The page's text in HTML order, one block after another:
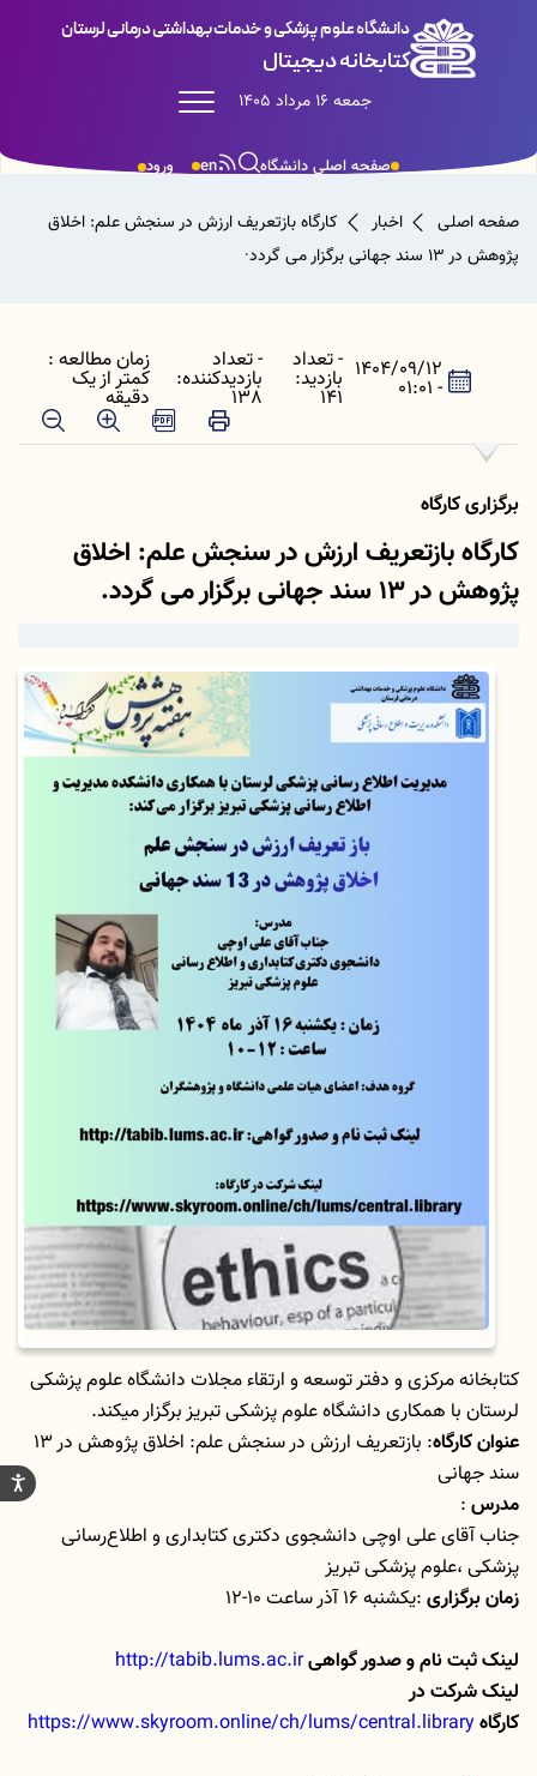
دانشگاه علوم پزشکی و خدمات بهداشتی درمانی لرستان
کتابخانه دیجیتال
جمعه 16 مرداد 1405
ورود en صفحه اصلی دانشگاه
صفحه اصلی اخبار
کارگاه بازتعریف ارزش در سنجش علم: اخلاق
پژوهش در 13 سند جهانی برگزار می گردد·
1404/09/12
- 01:01
- تعداد
بازدید:
141
- تعداد
بازدیدکننده:
138
زمان مطالعه :
کمتر از یک
دقیقه
برگزاری کارگاه
کارگاه بازتعریف ارزش در سنجش علم: اخلاق
پژوهش در 13 سند جهانی برگزار می گردد.
کتابخانه مرکزی و دفتر توسعه و ارتقاء مجلات دانشگاه علوم پزشکی
لرستان با همکاری دانشگاه علوم پزشکی تبریز برگزار میکند.
عنوان کارگاه
: بازتعریف ارزش در سنجش علم: اخلاق پژوهش در 13
سند جهانی
مدرس :
جناب آقای علی اوچی دانشجوی دکتری کتابداری و اطلاع‌رسانی
پزشکی ،علوم پزشکی تبریز
زمان برگزاری :یکشنبه 16 آذر ساعت 10-12
لینک ثبت نام و صدور گواهیhttp://tabib.lums.ac.ir
لینک شرکت در
کارگاهhttps://www.skyroom.online/ch/lums/central.library